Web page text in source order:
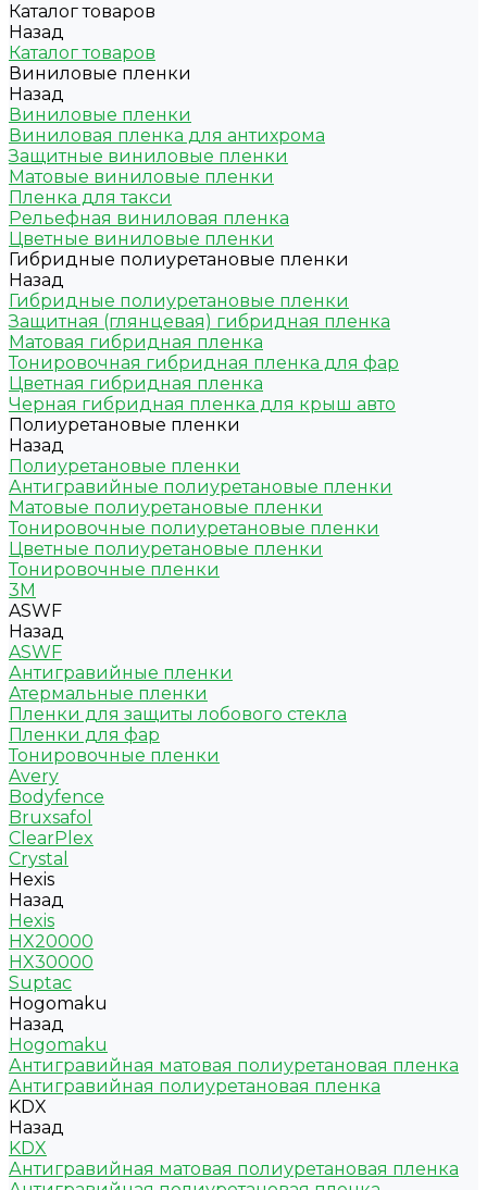
Каталог товаров
Назад
Каталог товаров
Виниловые пленки
Назад
Виниловые пленки
Виниловая пленка для антихрома
Защитные виниловые пленки
Матовые виниловые пленки
Пленка для такси
Рельефная виниловая пленка
Цветные виниловые пленки
Гибридные полиуретановые пленки
Назад
Гибридные полиуретановые пленки
Защитная (глянцевая) гибридная пленка
Матовая гибридная пленка
Тонировочная гибридная пленка для фар
Цветная гибридная пленка
Черная гибридная пленка для крыш авто
Полиуретановые пленки
Назад
Полиуретановые пленки
Антигравийные полиуретановые пленки
Матовые полиуретановые пленки
Тонировочные полиуретановые пленки
Цветные полиуретановые пленки
Тонировочные пленки
3M
ASWF
Назад
ASWF
Антигравийные пленки
Атермальные пленки
Пленки для защиты лобового стекла
Пленки для фар
Тонировочные пленки
Avery
Bodyfence
Bruxsafol
ClearPlex
Crystal
Hexis
Назад
Hexis
HX20000
HX30000
Suptac
Hogomaku
Назад
Hogomaku
Антигравийная матовая полиуретановая пленка
Антигравийная полиуретановая пленка
KDX
Назад
KDX
Антигравийная матовая полиуретановая пленка